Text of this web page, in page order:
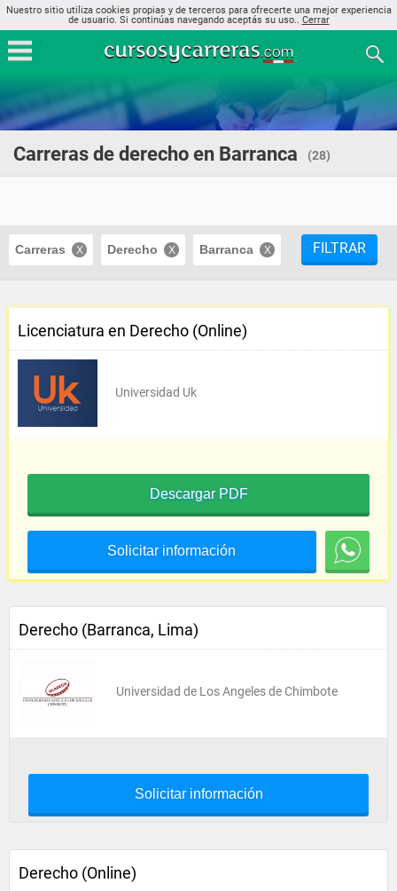
Nuestro sitio utiliza cookies propias y de terceros para ofrecerte una mejor experiencia
de usuario. Si continúas navegando aceptás su uso.. Cerrar
Carreras de derecho en Barranca (28)
Carreras Derecho Barranca FILTRAR
Licenciatura en Derecho (Online)
Universidad Uk
Descargar PDF
Solicitar información
Derecho (Barranca, Lima)
Universidad de Los Angeles de Chimbote
Solicitar información
Derecho (Online)